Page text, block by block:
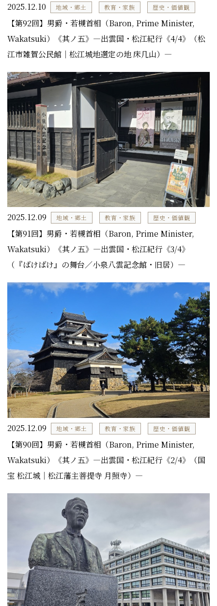
2025.12.10 地域・郷土 教育・家族 歴史・価値観
【第92回】男爵・若槻首相（Baron, Prime Minister,
Wakatsuki）《其ノ五》―出雲国・松江紀行《4/4》（松
江市雑賀公民館｜松江城地選定の地 床几山）―
2025.12.09 地域・郷土 教育・家族 歴史・価値観
【第91回】男爵・若槻首相（Baron, Prime Minister,
Wakatsuki）《其ノ五》―出雲国・松江紀行《3/4》
（『ばけばけ』の舞台／小泉八雲記念館・旧居）―
2025.12.09 地域・郷土 教育・家族 歴史・価値観
【第90回】男爵・若槻首相（Baron, Prime Minister,
Wakatsuki）《其ノ五》―出雲国・松江紀行《2/4》（国
宝 松江城｜松江藩主菩提寺 月照寺）―